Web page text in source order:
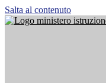
Salta al contenuto